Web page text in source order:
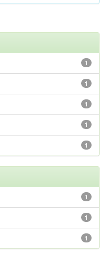
1
1
1
1
1
1
1
1